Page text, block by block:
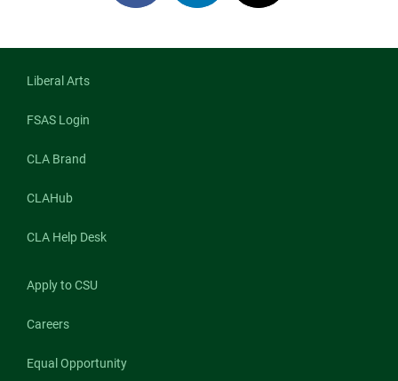
on
on
on
Liberal Arts
FSAS Login
CLA Brand
CLAHub
CLA Help Desk
Apply to CSU
Careers
Equal Opportunity